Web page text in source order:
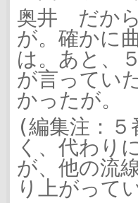
奥井 だか
が。確かに
は。あと、
が言ってい
かったが。
(編集注：
く、代わり
が、他の流
り上がって